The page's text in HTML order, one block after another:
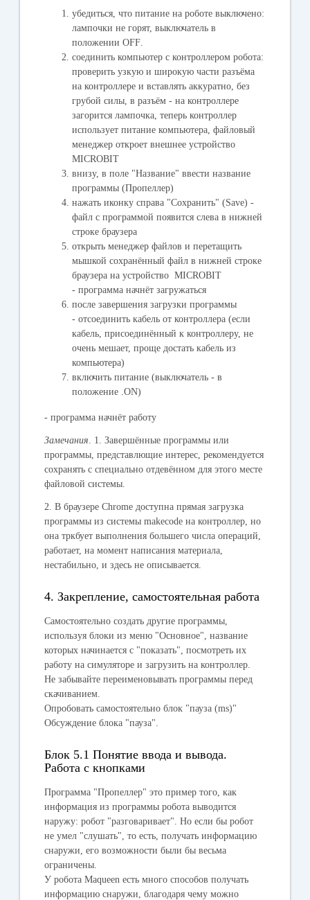
убедиться, что питание на роботе выключено:
лампочки не горят, выключатель в
положенииOFF
соединить компьютер с контроллером робота:
проверить узкую и широкую части разъёма
на контроллере и вставлять аккуратно, без
грубой силы, в разъём - на контроллере
загорится лампочка, теперь контроллер
использует питание компьютера, файловый
менеджер откроет внешнее устройство
MICROBIT
внизу, в поле "Название" ввести название
программы (Пропеллер)
нажать иконку справа "Сохранить" (Save) -
файл с программой появится слева в нижней
строке браузера
открыть менеджер файлов и перетащить
мышкой сохранённый файл в нижней строке
браузера на устройствоMICROBIT
-программа начнёт загружаться
после завершения загрузки программы
- отсоединить кабель от контроллера (если
кабель, присоединённый к контроллеру, не
очень мешает, проще достать кабель из
компьютера)
включить питание (выключатель - в
положение .ON)
- программа начнёт работу
Замечания . 1. Завершённые программы или
программы, представлющие интерес, рекомендуется
сохранять с специально отдевённом для этого месте
файловой системы.
2. В браузере Chrome доступна прямая загрузка
программы из системы makecode на контроллер, но
она тркбует выполнения большего числа операций,
работает, на момент написания материала,
нестабильно, и здесь не описывается.
4. Закрепление, самостоятельная работа
Самостоятельно создать другие программы,
используя блоки из меню "Основное", название
которых начинается с "показать", посмотреть их
работу на симуляторе и загрузить на контроллер.
Не забывайте переименовывать программы перед
скачиванием.
Опробовать самостоятельно блок "пауза (ms)"
Обсуждение блока "пауза".
Блок 5.1 Понятие ввода и вывода.
Работа с кнопками
Программа "Пропеллер" это пример того, как
информация из программы робота выводится
наружу: робот "разговаривает". Но если бы робот
не умел "слушать", то есть, получать информацию
снаружи, его возможности были бы весьма
ограничены.
У робота Maqueen есть много способов получать
информацию снаружи, благодаря чему можно